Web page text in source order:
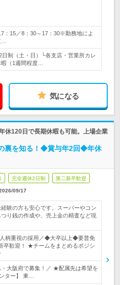
：15／8：30～17：30※勤務地によ
制（土・日）└各支店・営業所カレ
（1週間程度…
気になる
休120日で長期休暇も可能。上場企業
裏を知る！◆賞与年2回◆年休
完全週休2日制 第二新卒歓迎
09/17
験の方も安心です。スーパーやコン
り銭の作成や、売上金の精査など現
柄重視の採用／◆大卒以上◆要普免
卒歓迎！ ★チームをまとめるポジシ
大阪府で募集！／ ★配属先は希望を
ター】 東…